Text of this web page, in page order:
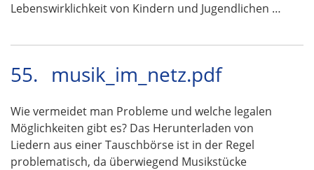
Lebenswirklichkeit von Kindern und Jugendlichen …
55. musik_im_netz.pdf
Wie vermeidet man Probleme und welche legalen
Möglichkeiten gibt es? Das Herunterladen von
Liedern aus einer Tauschbörse ist in der Regel
problematisch, da überwiegend Musikstücke